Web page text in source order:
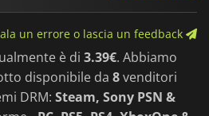
un errore o lascia un feedback
è di 3.39€. Abbiamo
disponibile da 8venditori
DRM: Steam, Sony PSN &